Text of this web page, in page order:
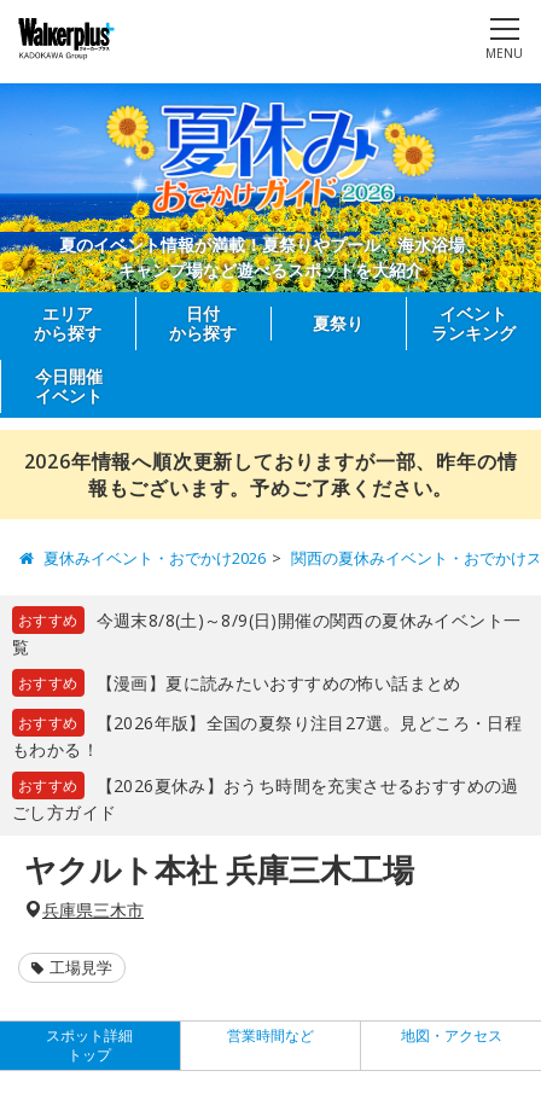
MENU
夏のイベント情報が満載！夏祭りやプール、海水浴場、
キャンプ場など遊べるスポットを大紹介
エリア
から探す
日付
から探す
夏祭り
イベント
ランキング
今日開催
イベント
2026年情報へ順次更新しておりますが一部、昨年の情
報もございます。予めご了承ください。
夏休みイベント・おでかけ2026 関西の夏休みイベント・おでかけ
おすすめ
今週末8/8(土)～8/9(日)開催の関西の夏休みイベント一
覧
おすすめ 【漫画】夏に読みたいおすすめの怖い話まとめ
おすすめ
【2026年版】全国の夏祭り注目27選。見どころ・日程
もわかる！
おすすめ
【2026夏休み】おうち時間を充実させるおすすめの過
ごし方ガイド
ヤクルト本社 兵庫三木工場
兵庫県三木市
工場見学
スポット詳細
トップ
営業時間など 地図・アクセス